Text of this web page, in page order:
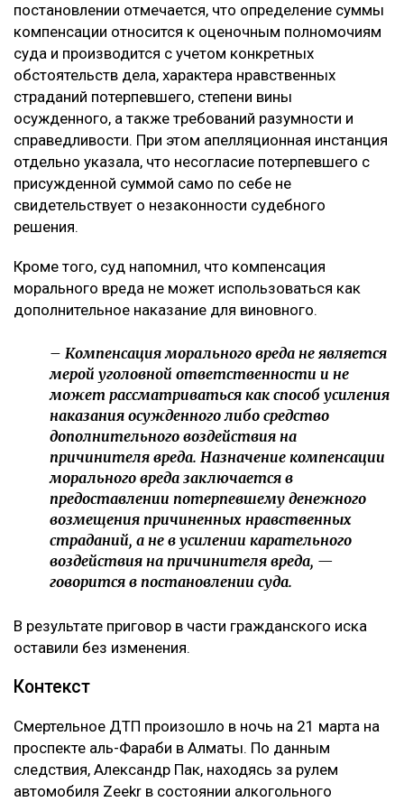
постановлении отмечается, что определение суммы
компенсации относится к оценочным полномочиям
суда и производится с учетом конкретных
обстоятельств дела, характера нравственных
страданий потерпевшего, степени вины
осужденного, а также требований разумности и
справедливости. При этом апелляционная инстанция
отдельно указала, что несогласие потерпевшего с
присужденной суммой само по себе не
свидетельствует о незаконности судебного
решения.
Кроме того, суд напомнил, что компенсация
морального вреда не может использоваться как
дополнительное наказание для виновного.
– Компенсация морального вреда не является
мерой уголовной ответственности и не
может рассматриваться как способ усиления
наказания осужденного либо средство
дополнительного воздействия на
причинителя вреда. Назначение компенсации
морального вреда заключается в
предоставлении потерпевшему денежного
возмещения причиненных нравственных
страданий, а не в усилении карательного
воздействия на причинителя вреда, —
говорится в постановлении суда.
В результате приговор в части гражданского иска
оставили без изменения.
Контекст
Смертельное ДТП произошло в ночь на 21 марта на
проспекте аль-Фараби в Алматы. По данным
следствия, Александр Пак, находясь за рулем
автомобиля Zeekr в состоянии алкогольного